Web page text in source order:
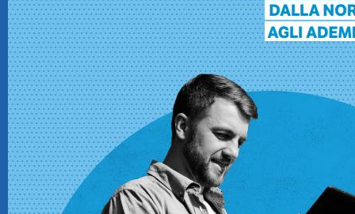
CRM
Ecommerce
Email Marketing
Fatturazione
Financial Solutions